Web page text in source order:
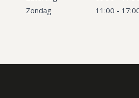
Zondag
11:00 -